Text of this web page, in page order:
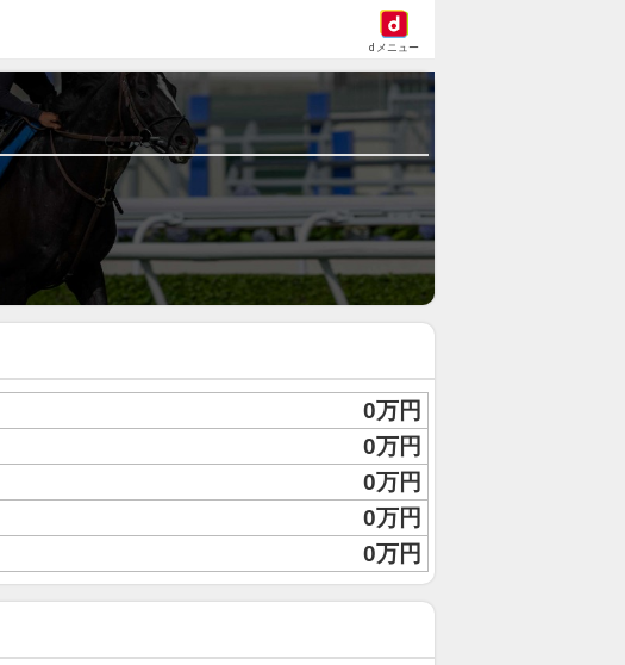
dメニュー
0万円
0万円
0万円
0万円
0万円